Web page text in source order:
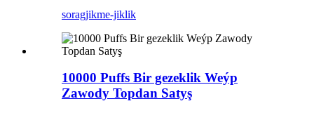
soragjikme-jiklik
10000 Puffs Bir gezeklik Weýp
Zawody Topdan Satyş